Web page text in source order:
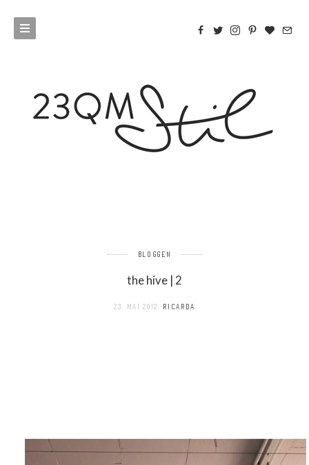
BLOGGEN
the hive | 2
23. MAI 2012 RICARDA